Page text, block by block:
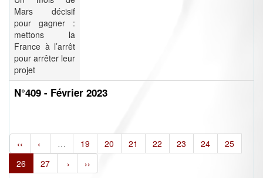
Mars décisif
pour gagner :
mettons la
France à l’arrêt
pour arrêter leur
projet
N°409 - Février 2023
‹‹ ‹ … 19 20 21 22 23 24
25
26
27 › ››